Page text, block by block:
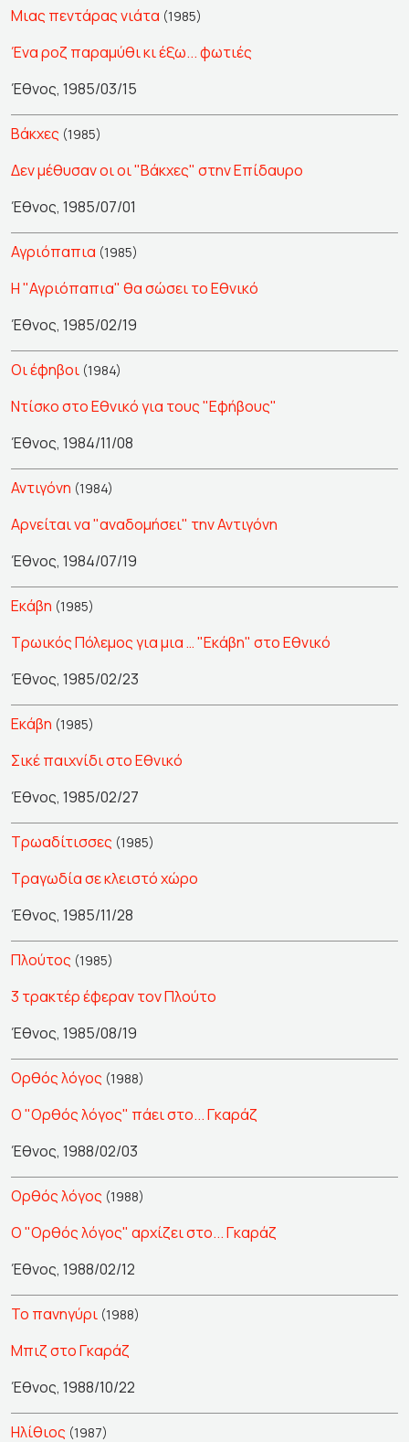
Μιας πεντάρας νιάτα (1985)
Ένα ροζ παραμύθι κι έξω... φωτιές
Έθνος, 1985/03/15
Βάκχες (1985)
Δεν μέθυσαν οι οι "Βάκχες" στην Επίδαυρο
Έθνος, 1985/07/01
Αγριόπαπια (1985)
Η "Αγριόπαπια" θα σώσει το Εθνικό
Έθνος, 1985/02/19
Οι έφηβοι (1984)
Ντίσκο στο Εθνικό για τους "Εφήβους"
Έθνος, 1984/11/08
Αντιγόνη (1984)
Αρνείται να "αναδομήσει" την Αντιγόνη
Έθνος, 1984/07/19
Εκάβη (1985)
Τρωικός Πόλεμος για μια … "Εκάβη" στο Εθνικό
Έθνος, 1985/02/23
Εκάβη (1985)
Σικέ παιχνίδι στο Εθνικό
Έθνος, 1985/02/27
Τρωαδίτισσες (1985)
Τραγωδία σε κλειστό χώρο
Έθνος, 1985/11/28
Πλούτος (1985)
3 τρακτέρ έφεραν τον Πλούτο
Έθνος, 1985/08/19
Ορθός λόγος (1988)
Ο "Ορθός λόγος" πάει στο... Γκαράζ
Έθνος, 1988/02/03
Ορθός λόγος (1988)
Ο "Ορθός λόγος" αρχίζει στο... Γκαράζ
Έθνος, 1988/02/12
Το πανηγύρι (1988)
Μπιζ στο Γκαράζ
Έθνος, 1988/10/22
Ηλίθιος (1987)